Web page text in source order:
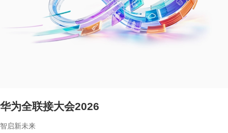
华为全联接大会2026
智启新未来